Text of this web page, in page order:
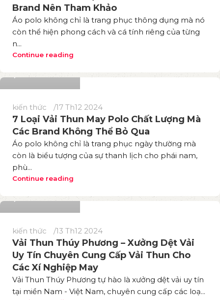
Brand Nên Tham Khảo
Áo polo không chỉ là trang phục thông dụng mà nó
còn thể hiện phong cách và cá tính riêng của từng
n...
Continue reading
135
kiến thức 17 Th12 2024
7 Loại Vải Thun May Polo Chất Lượng Mà
Các Brand Không Thể Bỏ Qua
Áo polo không chỉ là trang phục ngày thường mà
còn là biểu tượng của sự thanh lịch cho phái nam,
phù...
Continue reading
Phương Thuý
kiến thức 13 Th12 2024
Vải Thun Thúy Phương – Xưởng Dệt Vải
Uy Tín Chuyên Cung Cấp Vải Thun Cho
Các Xí Nghiệp May
Vải Thun Thúy Phương tự hào là xưởng dệt vải uy tín
tại miền Nam - Việt Nam, chuyên cung cấp các loạ...
Phương Thuý